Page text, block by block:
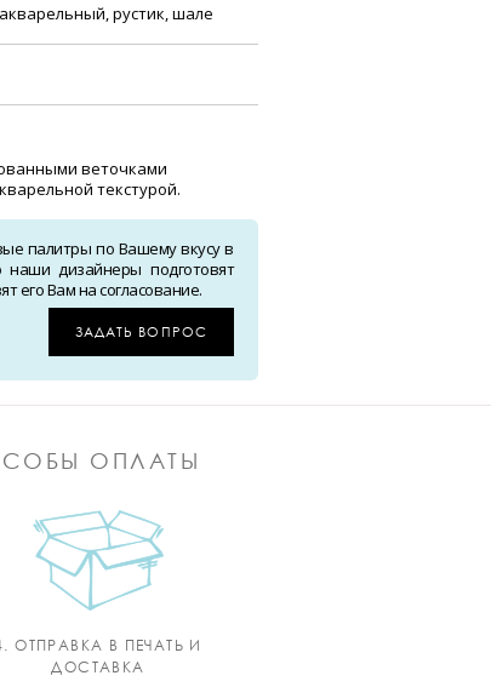
рустик, шале
веточками
текстурой.
палитры по Вашему вкусу в
дизайнеры подготовят
его Вам на согласование.
ЗАДАТЬ ВОПРОС
ОПЛАТЫ
ОТПРАВКА В ПЕЧАТЬ И
ДОСТАВКА